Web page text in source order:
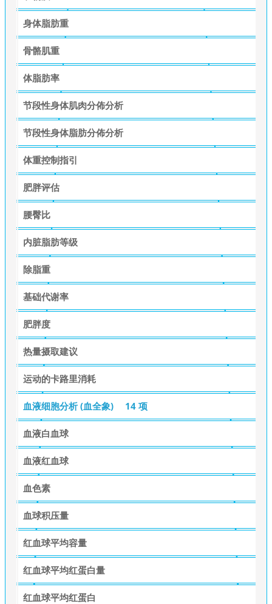
身体脂肪重
骨骼肌重
体脂肪率
节段性身体肌肉分佈分析
节段性身体脂肪分佈分析
体重控制指引
肥胖评估
腰臀比
内脏脂肪等级
除脂重
基础代谢率
肥胖度
热量摄取建议
运动的卡路里消耗
血液细胞分析 (血全象) 14 项
血液白血球
血液红血球
血色素
血球积压量
红血球平均容量
红血球平均红蛋白量
红血球平均红蛋白